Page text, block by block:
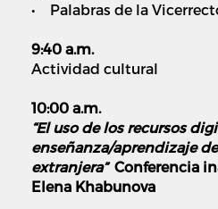
• Palabras de la
9:40 a.m.
Actividad cultural
10:00 a.m.
“El uso de los recursos
enseñanza/aprendizaje
extranjera”Conferencia
Elena Khabunova